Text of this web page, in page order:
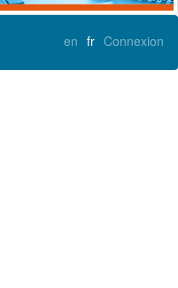
en fr Connexion